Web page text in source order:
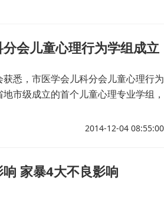
会儿童心理行为学组成立
悉，市医学会儿科分会儿童心理行为
市级成立的首个儿童心理专业学组，
2014-12-04 08:55:00
家暴4大不良影响